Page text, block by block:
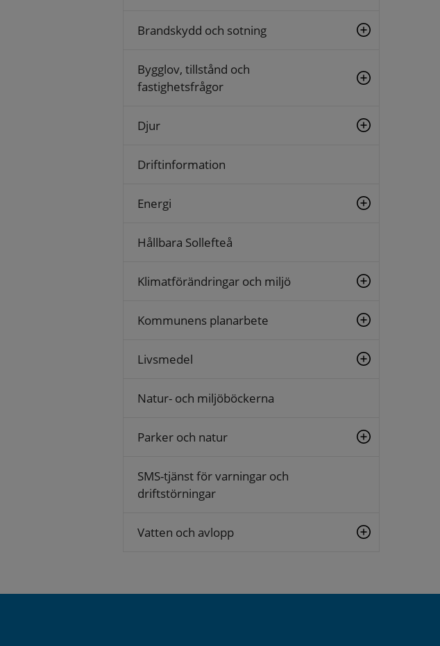
Brandskydd och sotning
Bygglov, tillstånd och
fastighetsfrågor
Djur
Driftinformation
Energi
Hållbara Sollefteå
Klimatförändringar och miljö
Kommunens planarbete
Livsmedel
Natur- och miljöböckerna
Parker och natur
SMS-tjänst för varningar och
driftstörningar
Vatten och avlopp